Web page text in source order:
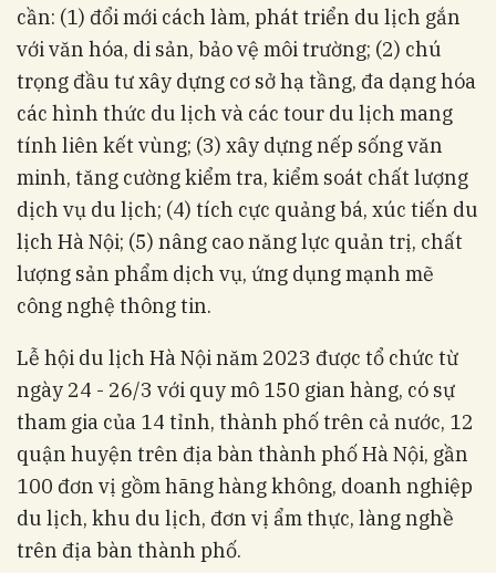
cần: (1) đổi mới cách làm, phát triển du lịch gắn
với văn hóa, di sản, bảo vệ môi trường; (2) chú
trọng đầu tư xây dựng cơ sở hạ tầng, đa dạng hóa
các hình thức du lịch và các tour du lịch mang
tính liên kết vùng; (3) xây dựng nếp sống văn
minh, tăng cường kiểm tra, kiểm soát chất lượng
dịch vụ du lịch; (4) tích cực quảng bá, xúc tiến du
lịch Hà Nội; (5) nâng cao năng lực quản trị, chất
lượng sản phẩm dịch vụ, ứng dụng mạnh mẽ
công nghệ thông tin.
Lễ hội du lịch Hà Nội năm 2023 được tổ chức từ
ngày 24 - 26/3 với quy mô 150 gian hàng, có sự
tham gia của 14 tỉnh, thành phố trên cả nước, 12
quận huyện trên địa bàn thành phố Hà Nội, gần
100 đơn vị gồm hãng hàng không, doanh nghiệp
du lịch, khu du lịch, đơn vị ẩm thực, làng nghề
trên địa bàn thành phố.